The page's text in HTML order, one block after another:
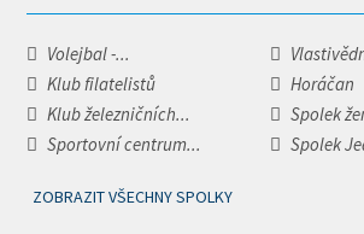
Volejbal -...
Klub filatelistů
Horáčan
Klub železničních...
Spolek
Sportovní centrum...
Spolek
ZOBRAZIT VŠECHNY SPOLKY